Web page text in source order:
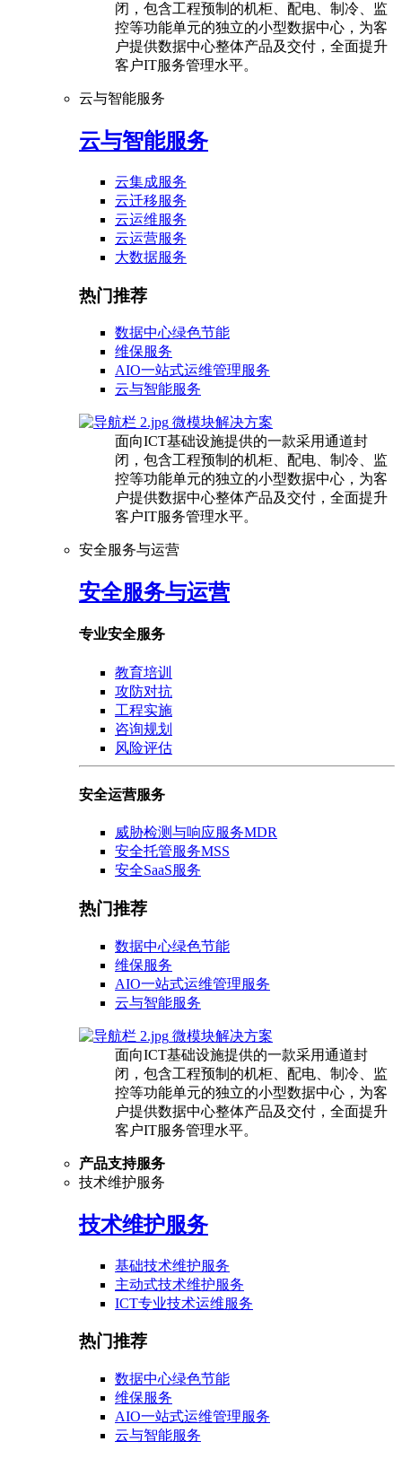
闭，包含工程预制的机柜、配电、制冷、监
控等功能单元的独立的小型数据中心，为客
户提供数据中心整体产品及交付，全面提升
客户IT服务管理水平。
云与智能服务
云与智能服务
云集成服务
云迁移服务
云运维服务
云运营服务
大数据服务
热门推荐
数据中心绿色节能
维保服务
AIO一站式运维管理服务
云与智能服务
微模块解决方案
面向ICT基础设施提供的一款采用通道封
闭，包含工程预制的机柜、配电、制冷、监
控等功能单元的独立的小型数据中心，为客
户提供数据中心整体产品及交付，全面提升
客户IT服务管理水平。
安全服务与运营
安全服务与运营
专业安全服务
教育培训
攻防对抗
工程实施
咨询规划
风险评估
安全运营服务
威胁检测与响应服务MDR
安全托管服务MSS
安全SaaS服务
热门推荐
数据中心绿色节能
维保服务
AIO一站式运维管理服务
云与智能服务
微模块解决方案
面向ICT基础设施提供的一款采用通道封
闭，包含工程预制的机柜、配电、制冷、监
控等功能单元的独立的小型数据中心，为客
户提供数据中心整体产品及交付，全面提升
客户IT服务管理水平。
产品支持服务
技术维护服务
技术维护服务
基础技术维护服务
主动式技术维护服务
ICT专业技术运维服务
热门推荐
数据中心绿色节能
维保服务
AIO一站式运维管理服务
云与智能服务